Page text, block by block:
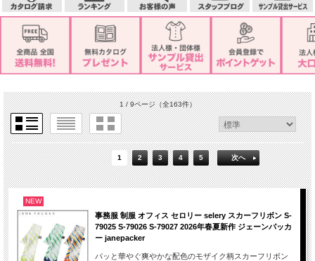
1 / 9ページ（全163件）
1 2 3 4 5 次へ
NEW
事務服 制服 オフィス セロリー selery スカーフリボン S-
79025 S-79026 S-79027 2026年春夏新作 ジェーンパッカ
ー janepacker
パッと華やぐ爽やかな配色のモザイク柄スカーフリボン